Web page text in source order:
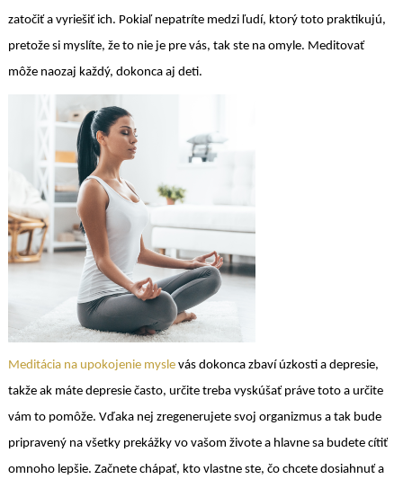
zatočiť a vyriešiť ich. Pokiaľ nepatríte medzi ľudí, ktorý toto praktikujú,
pretože si myslíte, že to nie je pre vás, tak ste na omyle. Meditovať
môže naozaj každý, dokonca aj deti.
Meditácia na upokojenie myslevás dokonca zbaví úzkosti a depresie,
takže ak máte depresie často, určite treba vyskúšať práve toto a určite
vám to pomôže. Vďaka nej zregenerujete svoj organizmus a tak bude
pripravený na všetky prekážky vo vašom živote a hlavne sa budete cítiť
omnoho lepšie. Začnete chápať, kto vlastne ste, čo chcete dosiahnuť a